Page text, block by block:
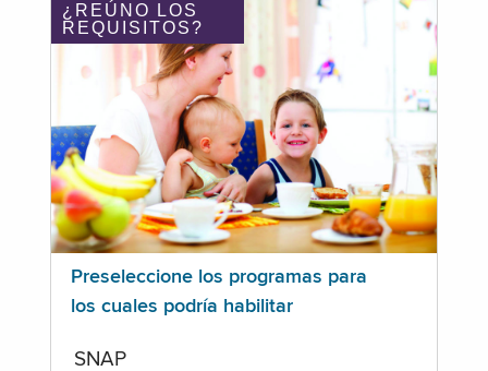
¿REÚNO LOS
REQUISITOS?
Preseleccione los programas para
los cuales podría habilitar
SNAP